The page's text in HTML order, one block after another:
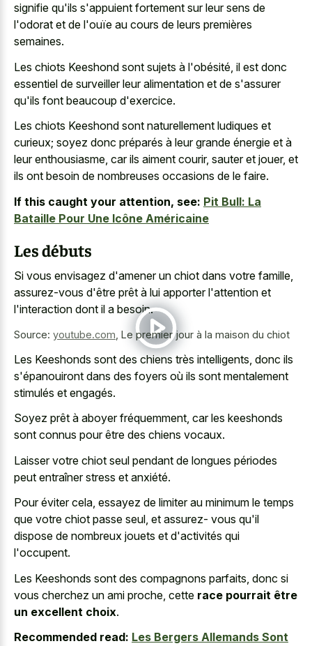
signifie qu'ils s'appuient fortement sur leur sens de
l'odorat et de l'ouïe au cours de leurs premières
semaines.
Les chiots Keeshond sont sujets à l'obésité, il est donc
essentiel de surveiller leur alimentation et de s'assurer
qu'ils font beaucoup d'exercice.
Les chiots Keeshond sont naturellement ludiques et
curieux; soyez donc préparés à leur grande énergie et à
leur enthousiasme, car ils aiment courir, sauter et jouer, et
ils ont besoin de nombreuses occasions de le faire.
If this caught your attention, see: Pit Bull: La
Bataille Pour Une Icône Américaine
Les débuts
Si vous envisagez d'amener un chiot dans votre famille,
assurez-vous d'être prêt à lui apporter l'attention et
l'interaction dont il a besoin.
Source: youtube.com Le premier jour à la maison du chiot
Les Keeshonds sont des chiens très intelligents, donc ils
s'épanouiront dans des foyers où ils sont mentalement
stimulés et engagés.
Soyez prêt à aboyer fréquemment, car les keeshonds
sont connus pour être des chiens vocaux.
Laisser votre chiot seul pendant de longues périodes
peut entraîner stress et anxiété.
Pour éviter cela, essayez de limiter au minimum le temps
que votre chiot passe seul, et assurez- vous qu'il
dispose de nombreux jouets et d'activités qui
l'occupent.
Les Keeshonds sont des compagnons parfaits, donc si
vous cherchez un ami proche, cette race pourrait être
un excellent choix.
Recommended read: Les Bergers Allemands Sont